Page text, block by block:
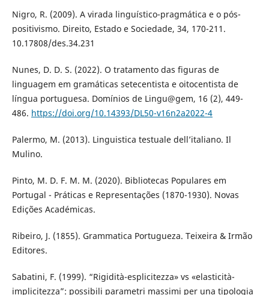
Nigro, R. (2009). A virada linguístico-pragmática e o pós-
positivismo. Direito, Estado e Sociedade, 34, 170-211.
10.17808/des.34.231
Nunes, D. D. S. (2022). O tratamento das figuras de
linguagem em gramáticas setecentista e oitocentista de
língua portuguesa. Domínios de Lingu@gem, 16 (2), 449-
486. https://doi.org/10.14393/DL50-v16n2a2022-4
Palermo, M. (2013). Linguistica testuale dell’italiano. Il
Mulino.
Pinto, M. D. F. M. M. (2020). Bibliotecas Populares em
Portugal - Práticas e Representações (1870-1930). Novas
Edições Académicas.
Ribeiro, J. (1855). Grammatica Portugueza. Teixeira & Irmão
Editores.
Sabatini, F. (1999). “Rigidità-esplicitezza» vs «elasticità-
implicitezza”: possibili parametri massimi per una tipologia